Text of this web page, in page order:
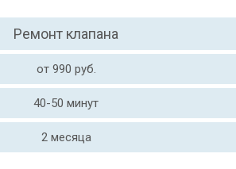
Ремонт клапана
от 990 руб.
40-50 минут
2 месяца